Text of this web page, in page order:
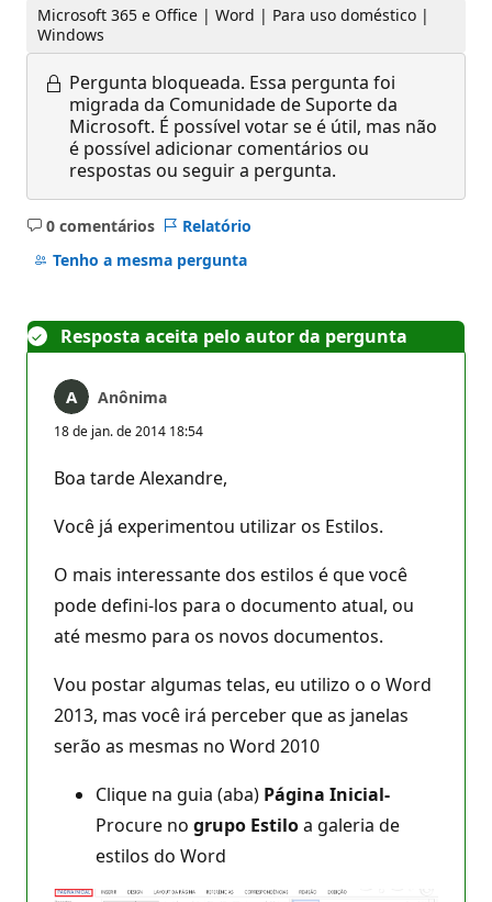
Microsoft 365 e Office | Word | Para uso doméstico |
Windows
Pergunta bloqueada. Essa pergunta foi
migrada da Comunidade de Suporte da
Microsoft. É possível votar se é útil, mas não
é possível adicionar comentários ou
respostas ou seguir a pergunta.
0 comentários
Sem
comentários
Relatório
Tenho a mesma pergunta
Resposta aceita pelo autor da pergunta
Anônima
18 de jan. de 2014 18:54
Boa tarde Alexandre,
Você já experimentou utilizar os Estilos.
O mais interessante dos estilos é que você
pode defini-los para o documento atual, ou
até mesmo para os novos documentos.
Vou postar algumas telas, eu utilizo o o Word
2013, mas você irá perceber que as janelas
serão as mesmas no Word 2010
Clique na guia (aba) Página Inicial-
Procure no grupo Estiloa galeria de
estilos do Word